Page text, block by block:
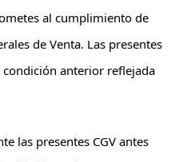
al cumplimiento de
de Venta. Las presentes
condición anterior reflejada
las presentes CGV antes